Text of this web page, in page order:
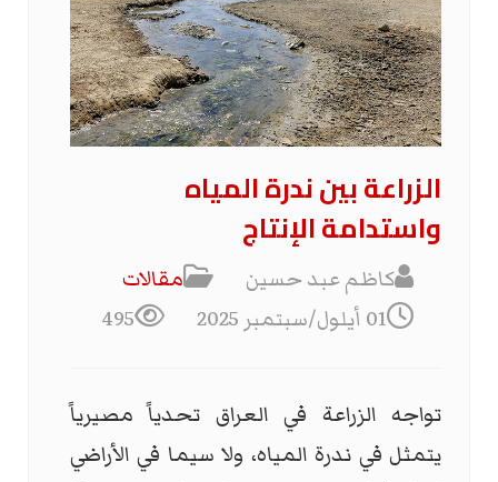
الزراعة بين ندرة المياه
واستدامة الإنتاج
كاظم عبد حسين
مقالات
01 أيلول/سبتمبر 2025
495
تواجه الزراعة في العراق تحدياً مصيرياً
يتمثل في ندرة المياه، ولا سيما في الأراضي